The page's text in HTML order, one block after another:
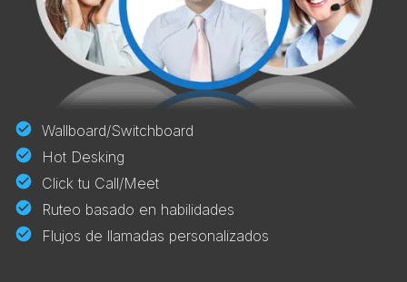
Wallboard/Switchboard
Hot Desking
Click tu Call/Meet
Ruteo basado en habilidades
Flujos de llamadas personalizados